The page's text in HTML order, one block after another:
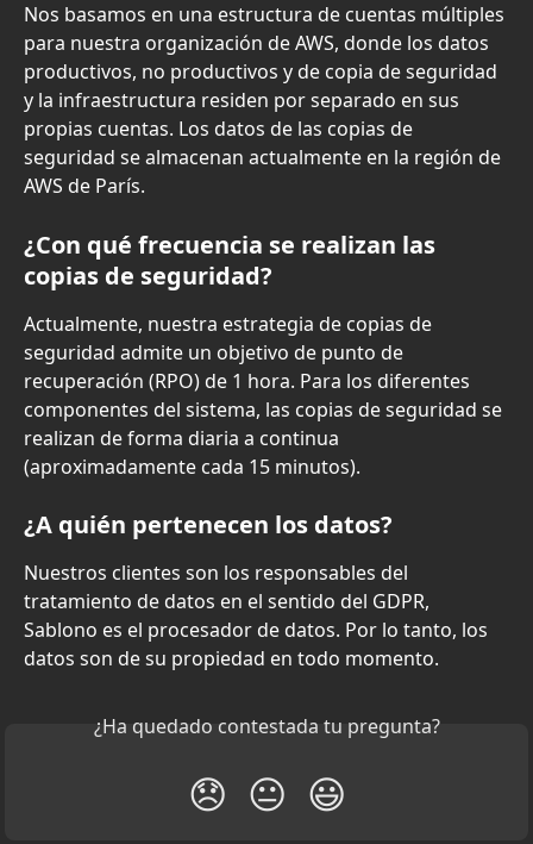
Nos basamos en una estructura de cuentas múltiples
para nuestra organización de AWS, donde los datos
productivos, no productivos y de copia de seguridad
y la infraestructura residen por separado en sus
propias cuentas. Los datos de las copias de
seguridad se almacenan actualmente en la región de
AWS de París.
¿Con qué frecuencia se realizan las
copias de seguridad?
Actualmente, nuestra estrategia de copias de
seguridad admite un objetivo de punto de
recuperación (RPO) de 1 hora. Para los diferentes
componentes del sistema, las copias de seguridad se
realizan de forma diaria a continua
(aproximadamente cada 15 minutos).
¿A quién pertenecen los datos?
Nuestros clientes son los responsables del
tratamiento de datos en el sentido del GDPR,
Sablono es el procesador de datos. Por lo tanto, los
datos son de su propiedad en todo momento.
¿Ha quedado contestada tu pregunta?
😞 😐 😃